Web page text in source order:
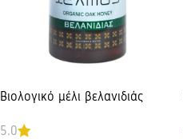
Βιολογικό μέλι βελανιδιάς
5.0